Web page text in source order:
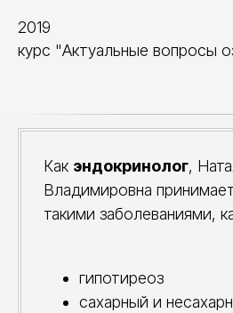
2019
курс "Актуальные вопросы
Как эндокринолог,
Владимировна
такими заболеваниями,
гипотиреоз
сахарный и